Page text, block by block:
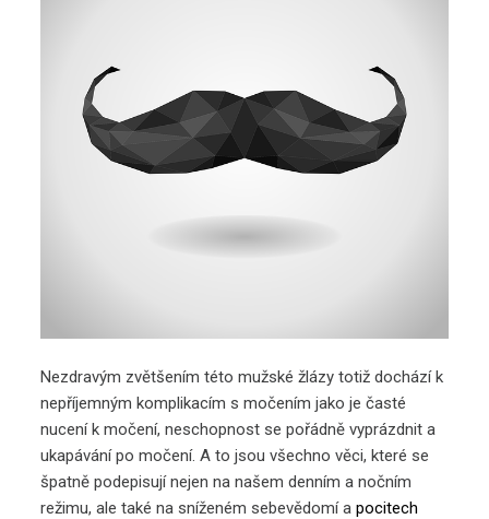
Nezdravým zvětšením této mužské žlázy totiž dochází k
nepříjemným komplikacím s močením jako je časté
nucení k močení, neschopnost se pořádně vyprázdnit a
ukapávání po močení. A to jsou všechno věci, které se
špatně podepisují nejen na našem denním a nočním
režimu, ale také na sníženém sebevědomí a pocitech